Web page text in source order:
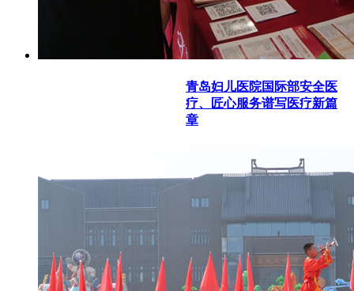
青岛妇儿医院国际部安全医
疗、匠心服务谱写医疗新篇
章